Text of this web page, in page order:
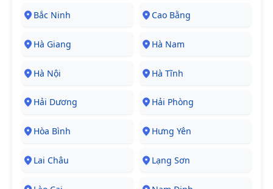
Bắc Ninh Cao Bằng
Hà Giang Hà Nam
Hà Nội Hà Tĩnh
Hải Dương Hải Phòng
Hòa Bình Hưng Yên
Lai Châu Lạng Sơn